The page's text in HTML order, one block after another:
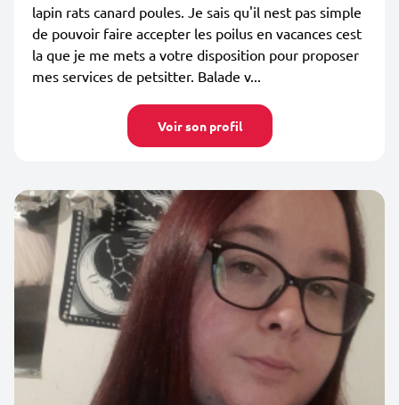
lapin rats canard poules. Je sais qu'il nest pas simple
de pouvoir faire accepter les poilus en vacances cest
la que je me mets a votre disposition pour proposer
mes services de petsitter. Balade v...
Voir son profil